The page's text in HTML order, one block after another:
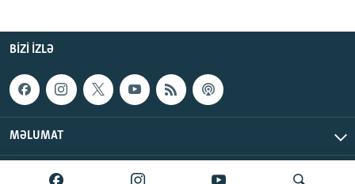
BIZI IZLƏ
MƏLUMAT
AzadlıqRadiosu © 2026 Inc. | Bütün hüquqlar qorunur